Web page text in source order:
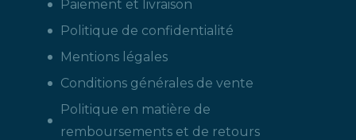
Paiement et livraison
Politique de confidentialité
Mentions légales
Conditions générales de vente
Politique en matière de
remboursements et de retours